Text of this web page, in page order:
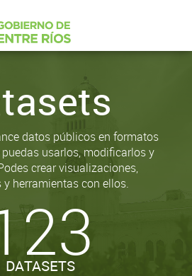
datos públicos en formatos
usarlos, modificarlos y
crear visualizaciones,
herramientas con ellos.
DATASETS